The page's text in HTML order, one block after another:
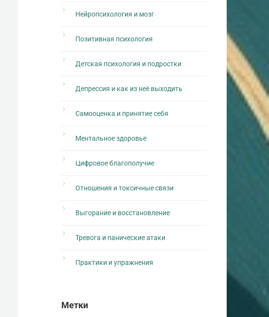
Нейропсихология и мозг
Позитивная психология
Детская психология и подростки
Депрессия и как из неё выходить
Самооценка и принятие себя
Ментальное здоровье
Цифровое благополучие
Отношения и токсичные связи
Выгорание и восстановление
Тревога и панические атаки
Практики и упражнения
Метки